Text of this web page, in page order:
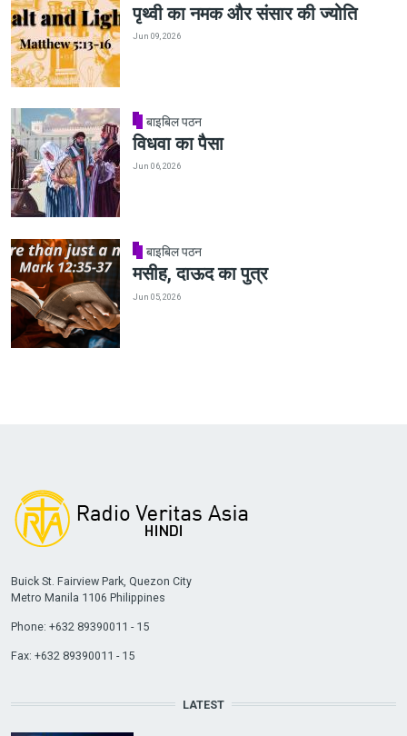
पृथ्वी का नमक और संसार की ज्योति
Jun 09, 2026
बाइबिल पठन
विधवा का पैसा
Jun 06, 2026
बाइबिल पठन
मसीह, दाऊद का पुत्र
Jun 05, 2026
Buick St. Fairview Park, Quezon City
Metro Manila 1106 Philippines
Phone: +632 89390011 - 15
Fax: +632 89390011 - 15
LATEST